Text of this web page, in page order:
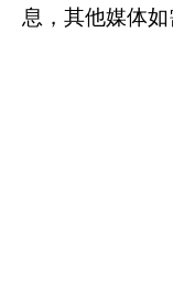
息，其他媒体